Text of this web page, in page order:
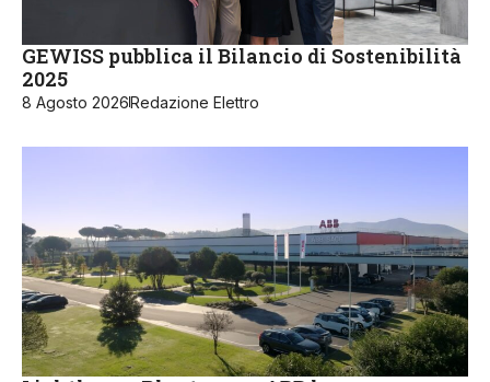
GEWISS pubblica il Bilancio di Sostenibilità
2025
8 Agosto 2026Redazione Elettro